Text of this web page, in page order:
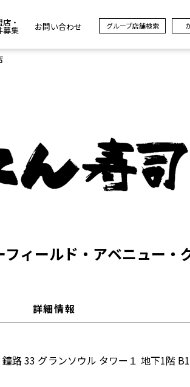
・
募集 お問い合わせ グループ店舗検索
フィールド・アベニュー・
詳細情報
路 33 グランソウル タワー１ 地下1階